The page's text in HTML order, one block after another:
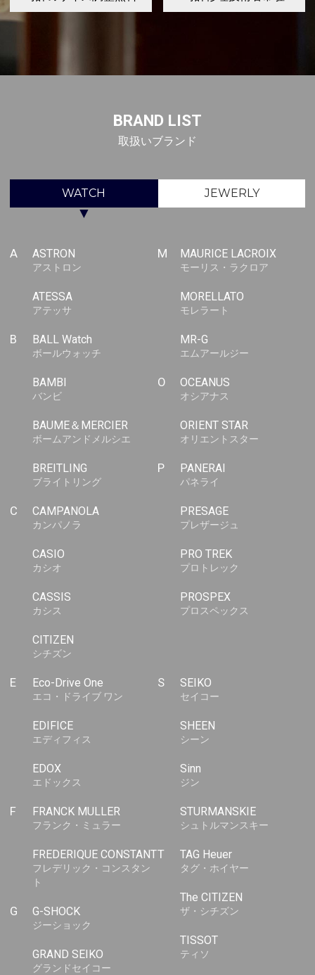
BRAND LIST
取扱いブランド
WATCH JEWERLY
▼
A ASTRON
アストロン
ATESSA
アテッサ
B BALL Watch
ボールウォッチ
BAMBI
バンビ
BAUME＆MERCIER
ボームアンドメルシエ
BREITLING
ブライトリング
C CAMPANOLA
カンパノラ
CASIO
カシオ
CASSIS
カシス
CITIZEN
シチズン
E Eco-Drive One
エコ・ドライブ ワン
EDIFICE
エディフィス
EDOX
エドックス
F FRANCK MULLER
フランク・ミュラー
FREDERIQUE CONSTANT
フレデリック・コンスタン
ト
G G-SHOCK
ジーショック
GRAND SEIKO
グランドセイコー
M MAURICE LACROIX
モーリス・ラクロア
MORELLATO
モレラート
MR-G
エムアールジー
O OCEANUS
オシアナス
ORIENT STAR
オリエントスター
P PANERAI
パネライ
PRESAGE
プレザージュ
PRO TREK
プロトレック
PROSPEX
プロスペックス
S SEIKO
セイコー
SHEEN
シーン
Sinn
ジン
STURMANSKIE
シュトルマンスキー
T TAG Heuer
タグ・ホイヤー
The CITIZEN
ザ・シチズン
TISSOT
ティソ